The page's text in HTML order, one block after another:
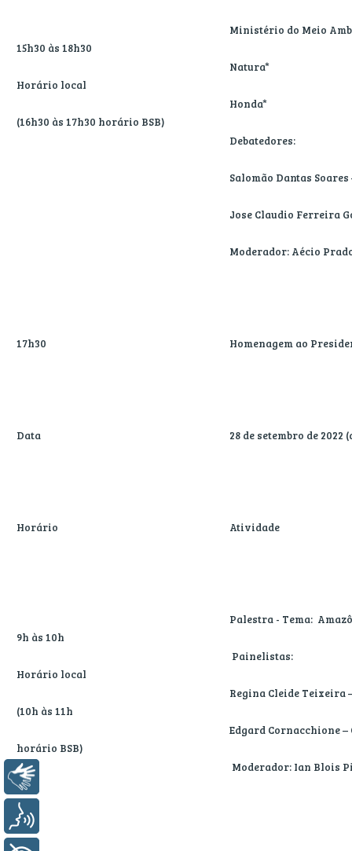
15h30 às 18h30
Horário local
(16h30 às 17h30 horário BSB)
Ministério do Meio
Natura*
Honda*
Debatedores:
Salomão Dantas Soares
Jose Claudio Ferreira
Moderador: Aécio
17h30 Homenagem ao
Data 28 de setembro de
Horário Atividade
9h às 10h
Horário local
(10h às 11h
horário BSB)
Palestra - Tema:
Painelistas:
Regina Cleide
Edgard Cornacchione
Moderador: Ian Blois